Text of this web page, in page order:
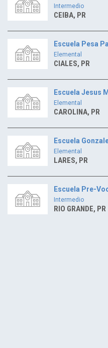
Intermedio
CEIBA, PR
Escuela Pesa
Elemental
CIALES, PR
Escuela Jesus
Elemental
CAROLINA, PR
Escuela
Elemental
LARES, PR
Escuela Pre-
Intermedio
RIO GRANDE, PR